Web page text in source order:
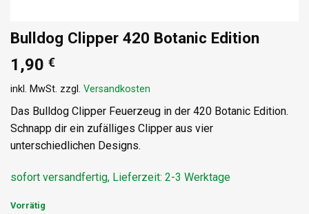
Bulldog Clipper 420 Botanic Edition
1,90 €
inkl. MwSt. zzgl. Versandkosten
Das Bulldog Clipper Feuerzeug in der 420 Botanic Edition.
Schnapp dir ein zufälliges Clipper aus vier
unterschiedlichen Designs.
sofort versandfertig, Lieferzeit: 2-3 Werktage
Vorrätig